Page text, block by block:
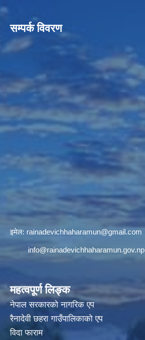
सम्पर्क विवरण
इमेल: rainadevichhaharamun@gmail.com
info@rainadevichhaharamun.gov.np
महत्वपूर्ण लिङ्क
नेपाल सरकारको नागरिक एप
रैनादेवी छहरा गाउँपालिकाको एप
विदा फाराम